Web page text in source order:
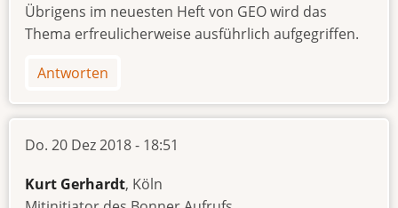
Übrigens im neuesten Heft von GEO wird das
Thema erfreulicherweise ausführlich aufgegriffen.
Antworten
Do. 20 Dez 2018 - 18:51
Kurt Gerhardt, Köln